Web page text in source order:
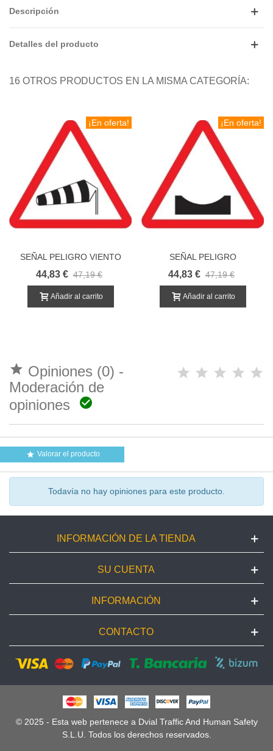
Descripción
Detalles del producto
16 OTROS PRODUCTOS EN LA MISMA CATEGORÍA:
¡En oferta!
SEÑAL PELIGRO VIENTO
TRANSVERSAL
44,83 € 47,19 €
Añadir al carrito
¡En oferta!
SEÑAL PELIGRO
PAVIMENTO IRREGULAR
44,83 € 47,19 €
Añadir al carrito
 Opiniones (0) -
Moderación de
opiniones

 Valorar el producto
Todavía no hay opiniones para este producto.
INFORMACIÓN DE LA TIENDA
SU CUENTA
INFORMACIÓN
CONTACTO
© 2025 - Esta web pertenece a Dvial Traffic And Human Safety
S.L.U. Todos los derechos reservados.